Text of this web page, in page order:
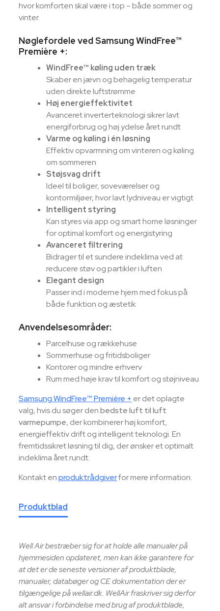
hvor komforten skal være i top – både sommer og
vinter.
Nøglefordele ved Samsung WindFree™
Première +:
WindFree™ køling uden træk
Skaber en jævn og behagelig temperatur
uden direkte luftstrømme
Høj energieffektivitet
Avanceret inverterteknologi sikrer lavt
energiforbrug og høj ydelse året rundt
Varme og køling i én løsning
Effektiv opvarmning om vinteren og køling
om sommeren
Støjsvag drift
Ideel til boliger, soveværelser og
kontormiljøer, hvor lavt lydniveau er vigtigt
Intelligent styring
Kan styres via app og smart home løsninger
for optimal komfort og energistyring
Avanceret filtrering
Bidrager til et sundere indeklima ved at
reducere støv og partikler i luften
Elegant design
Passer ind i moderne hjem med fokus på
både funktion og æstetik
Anvendelsesområder:
Parcelhuse og rækkehuse
Sommerhuse og fritidsboliger
Kontorer og mindre erhverv
Rum med høje krav til komfort og støjniveau
Samsung WindFree™ Première + er det oplagte
valg, hvis du søger denbedste luft til luft
varmepumpe, der kombinerer høj komfort,
energieffektiv drift og intelligent teknologi. En
fremtidssikret løsning til dig, der ønsker et optimalt
indeklima året rundt.
Kontakt enproduktrådgiverfor mere information.
Produktblad
Well Air bestræber sig for at holde alle manualer på
hjemmesiden opdateret, men kan ikke garantere for
at det er de seneste versioner af produktblade,
manualer, databøger og CE dokumentation der er
tilgængelige på wellair.dk. WellAir fraskriver sig derfor
alt ansvar i forbindelse med brug af produktblade,